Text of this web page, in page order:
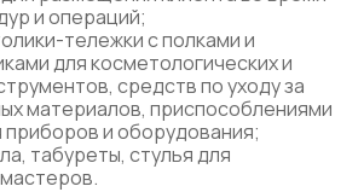
и операций;
тележки с полками и
для косметологических и
средств по уходу за
материалов, приспособлениями
и оборудования;
табуреты, стулья для